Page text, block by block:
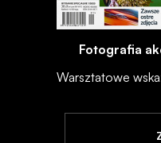
Fotografia
Warsztatowe